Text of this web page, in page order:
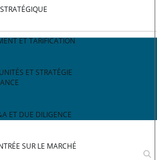
ET TARIFICATION
ET STRATÉGIE
ET DUE DILIGENCE
SUR LE MARCHÉ